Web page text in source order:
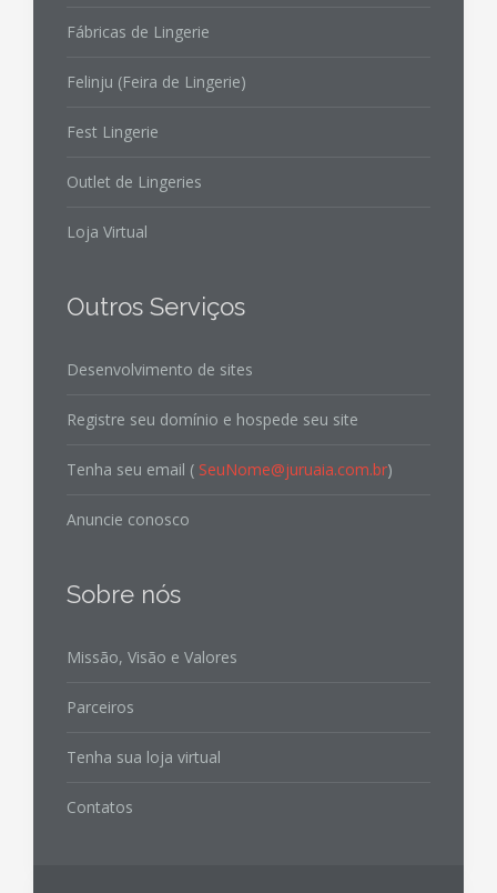
Fábricas de Lingerie
Felinju (Feira de Lingerie)
Fest Lingerie
Outlet de Lingeries
Loja Virtual
Outros Serviços
Desenvolvimento de sites
Registre seu domínio e hospede seu site
Tenha seu email ( SeuNome@juruaia.com.br)
Anuncie conosco
Sobre nós
Missão, Visão e Valores
Parceiros
Tenha sua loja virtual
Contatos